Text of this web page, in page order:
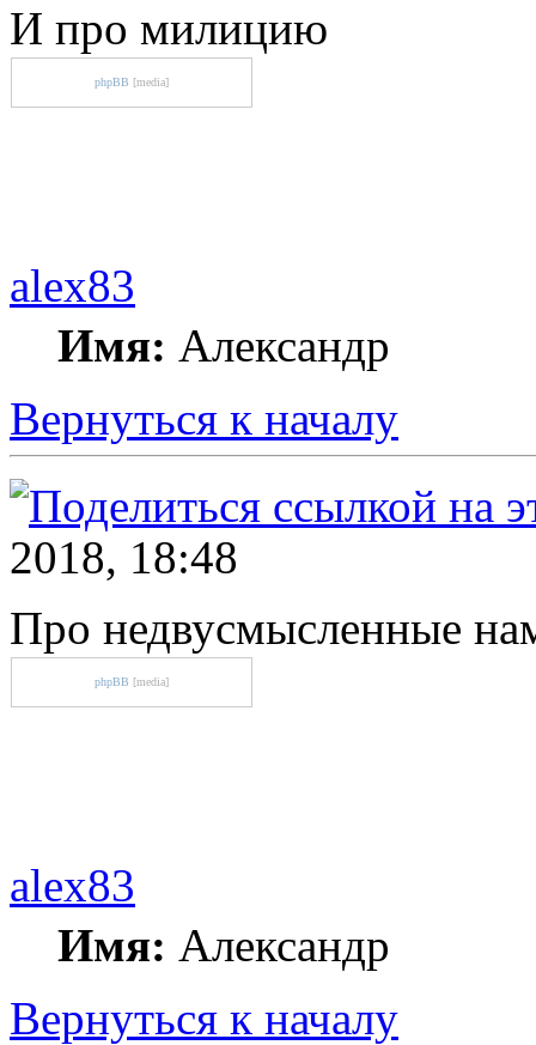
И про милицию
phpBB [media]
alex83
Имя: Александр
Вернуться к началу
2018, 18:48
Про недвусмысленные
phpBB [media]
alex83
Имя: Александр
Вернуться к началу